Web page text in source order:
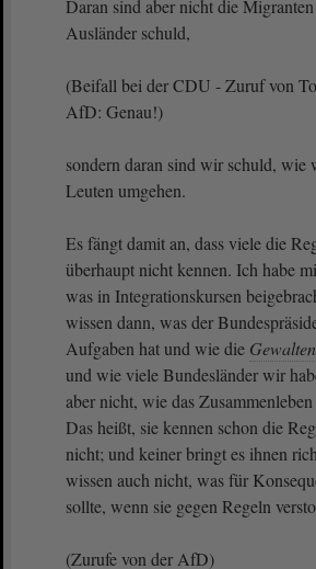
Daran sind aber nicht die
Ausländer schuld,
(Beifall bei der CDU - Zuruf von
AfD: Genau!)
sondern daran sind wir schuld, wie
Leuten umgehen.
Es fängt damit an, dass viele die
überhaupt nicht kennen. Ich habe
was in Integrationskursen
wissen dann, was der
Aufgaben hat und wie die
und wie viele Bundesländer wir
aber nicht, wie das
Das heißt, sie kennen schon die
nicht; und keiner bringt es ihnen
wissen auch nicht, was für
sollte, wenn sie gegen Regeln
(Zurufe von der AfD)